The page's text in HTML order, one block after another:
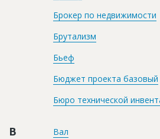
Брокер по недвижимости
Брутализм
Бьеф
Бюджет проекта базовый
Бюро технической
В
Вал